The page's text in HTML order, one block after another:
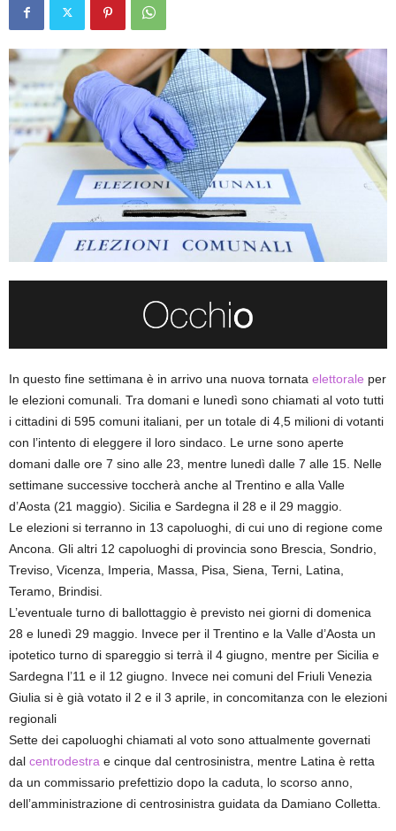
In questo fine settimana è in arrivo una nuova tornata elettorale per
le elezioni comunali. Tra domani e lunedì sono chiamati al voto tutti
i cittadini di 595 comuni italiani, per un totale di 4,5 milioni di votanti
con l’intento di eleggere il loro sindaco. Le urne sono aperte
domani dalle ore 7 sino alle 23, mentre lunedì dalle 7 alle 15. Nelle
settimane successive toccherà anche al Trentino e alla Valle
d’Aosta (21 maggio). Sicilia e Sardegna il 28 e il 29 maggio.
Le elezioni si terranno in 13 capoluoghi, di cui uno di regione come
Ancona. Gli altri 12 capoluoghi di provincia sono Brescia, Sondrio,
Treviso, Vicenza, Imperia, Massa, Pisa, Siena, Terni, Latina,
Teramo, Brindisi.
L’eventuale turno di ballottaggio è previsto nei giorni di domenica
28 e lunedì 29 maggio. Invece per il Trentino e la Valle d’Aosta un
ipotetico turno di spareggio si terrà il 4 giugno, mentre per Sicilia e
Sardegna l’11 e il 12 giugno. Invece nei comuni del Friuli Venezia
Giulia si è già votato il 2 e il 3 aprile, in concomitanza con le elezioni
regionali
Sette dei capoluoghi chiamati al voto sono attualmente governati
dal centrodestra e cinque dal centrosinistra, mentre Latina è retta
da un commissario prefettizio dopo la caduta, lo scorso anno,
dell’amministrazione di centrosinistra guidata da Damiano Colletta.